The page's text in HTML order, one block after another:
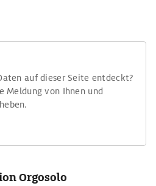
auf dieser Seite entdeckt?
Meldung von Ihnen und
Orgosolo